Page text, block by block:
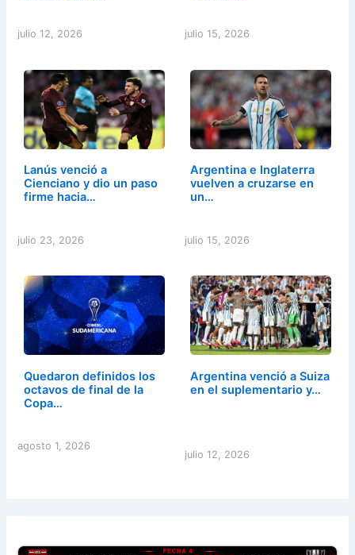
julio 12, 2026 julio 15, 2026
Lanús venció a
Cienciano y dio un paso
firme hacia…
julio 23, 2026
Argentina e Inglaterra
vuelven a cruzarse en
un…
julio 15, 2026
Quedaron definidos los
octavos de final de la
Copa…
agosto 1, 2026
Argentina venció a Suiza
en el suplementario y…
julio 12, 2026